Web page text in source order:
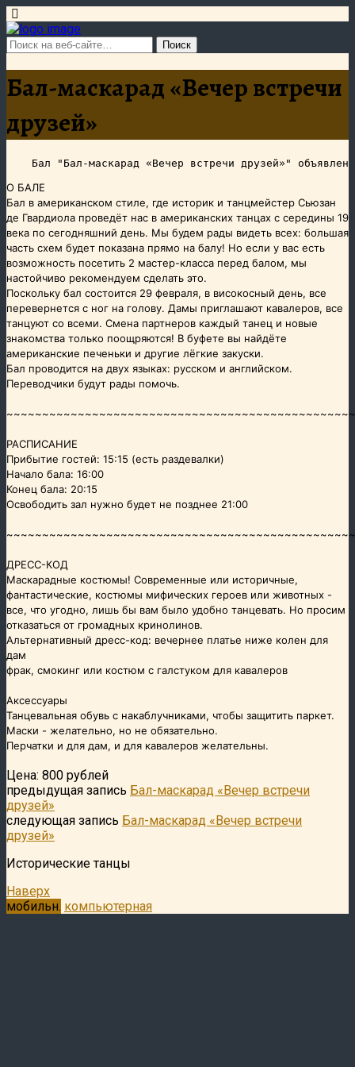
Бал-маскарад «Вечер встречи
друзей»
О БАЛЕ
Бал в американском стиле, где историк и танцмейстер Сьюзан
де Гвардиола проведёт нас в американских танцах с середины 19
века по сегодняшний день. Мы будем рады видеть всех: большая
часть схем будет показана прямо на балу! Но если у вас есть
возможность посетить 2 мастер-класса перед балом, мы
настойчиво рекомендуем сделать это.
Поскольку бал состоится 29 февраля, в високосный день, все
перевернется с ног на голову. Дамы приглашают кавалеров, все
танцуют со всеми. Смена партнеров каждый танец и новые
знакомства только поощряются! В буфете вы найдёте
американские печеньки и другие лёгкие закуски.
Бал проводится на двух языках: русском и английском.
Переводчики будут рады помочь.
РАСПИСАНИЕ
Прибытие гостей: 15:15 (есть раздевалки)
Начало бала: 16:00
Конец бала: 20:15
Освободить зал нужно будет не позднее 21:00
ДРЕСС-КОД
Маскарадные костюмы! Современные или историчные,
фантастические, костюмы мифических героев или животных -
все, что угодно, лишь бы вам было удобно танцевать. Но просим
отказаться от громадных кринолинов.
Альтернативный дресс-код: вечернее платье ниже колен для
дам
фрак, смокинг или костюм с галстуком для кавалеров
Аксессуары
Танцевальная обувь с накаблучниками, чтобы защитить паркет.
Маски - желательно, но не обязательно.
Перчатки и для дам, и для кавалеров желательны.
Цена: 800 рублей
предыдущая запись Бал-маскарад «Вечер встречи
друзей»
следующая запись Бал-маскарад «Вечер встречи
друзей»
Исторические танцы
Наверх
мобильн. компьютерная